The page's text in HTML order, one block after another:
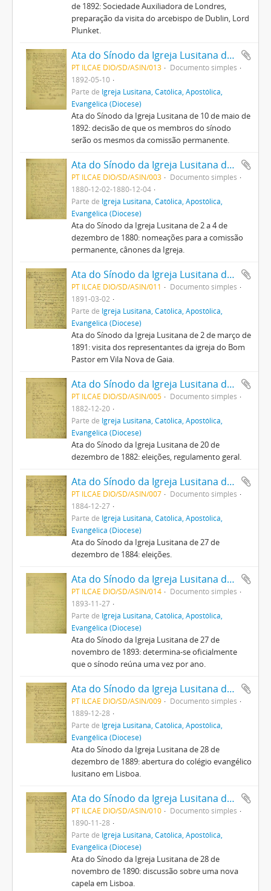
de 1892: Sociedade Auxiliadora de Londres,
preparação da visita do arcebispo de Dublin, Lord
Plunket.
Ata do Sínodo da Igreja Lusitana de 10 de maio de 1892
PT ILCAE DIO/SD/ASIN/013
Documento simples
1892-05-10
Parte de Igreja Lusitana, Católica, Apostólica,
Evangélica (Diocese)
Ata do Sínodo da Igreja Lusitana de 10 de maio de
1892: decisão de que os membros do sínodo
serão os mesmos da comissão permanente.
Ata do Sínodo da Igreja Lusitana de 2 a 4 de dezembro de 1880
PT ILCAE DIO/SD/ASIN/003
Documento simples
1880-12-02-1880-12-04
Parte de Igreja Lusitana, Católica, Apostólica,
Evangélica (Diocese)
Ata do Sínodo da Igreja Lusitana de 2 a 4 de
dezembro de 1880: nomeações para a comissão
permanente, cânones da Igreja.
Ata do Sínodo da Igreja Lusitana de 2 de março de 1891
PT ILCAE DIO/SD/ASIN/011
Documento simples
1891-03-02
Parte de Igreja Lusitana, Católica, Apostólica,
Evangélica (Diocese)
Ata do Sínodo da Igreja Lusitana de 2 de março de
1891: visita dos representantes da igreja do Bom
Pastor em Vila Nova de Gaia.
Ata do Sínodo da Igreja Lusitana de 20 de dezembro de 1882
PT ILCAE DIO/SD/ASIN/005
Documento simples
1882-12-20
Parte de Igreja Lusitana, Católica, Apostólica,
Evangélica (Diocese)
Ata do Sínodo da Igreja Lusitana de 20 de
dezembro de 1882: eleições, regulamento geral.
Ata do Sínodo da Igreja Lusitana de 27 de dezembro de 1884
PT ILCAE DIO/SD/ASIN/007
Documento simples
1884-12-27
Parte de Igreja Lusitana, Católica, Apostólica,
Evangélica (Diocese)
Ata do Sínodo da Igreja Lusitana de 27 de
dezembro de 1884: eleições.
Ata do Sínodo da Igreja Lusitana de 27 de novembro de 1893
PT ILCAE DIO/SD/ASIN/014
Documento simples
1893-11-27
Parte de Igreja Lusitana, Católica, Apostólica,
Evangélica (Diocese)
Ata do Sínodo da Igreja Lusitana de 27 de
novembro de 1893: determina-se oficialmente
que o sínodo reúna uma vez por ano.
Ata do Sínodo da Igreja Lusitana de 28 de dezembro de 1889
PT ILCAE DIO/SD/ASIN/009
Documento simples
1889-12-28
Parte de Igreja Lusitana, Católica, Apostólica,
Evangélica (Diocese)
Ata do Sínodo da Igreja Lusitana de 28 de
dezembro de 1889: abertura do colégio evangélico
lusitano em Lisboa.
Ata do Sínodo da Igreja Lusitana de 28 de novembro de 1890
PT ILCAE DIO/SD/ASIN/010
Documento simples
1890-11-28
Parte de Igreja Lusitana, Católica, Apostólica,
Evangélica (Diocese)
Ata do Sínodo da Igreja Lusitana de 28 de
novembro de 1890: discussão sobre uma nova
capela em Lisboa.